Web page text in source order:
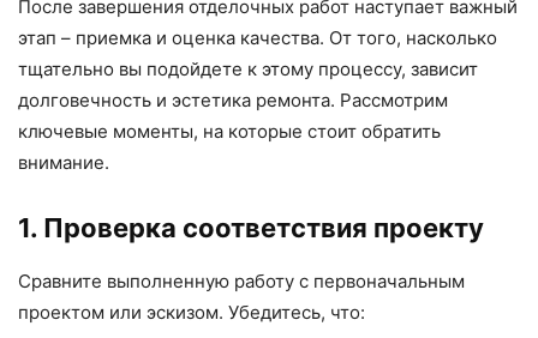
После завершения отделочных работ наступает важный
этап – приемка и оценка качества. От того, насколько
тщательно вы подойдете к этому процессу, зависит
долговечность и эстетика ремонта. Рассмотрим
ключевые моменты, на которые стоит обратить
внимание.
1. Проверка соответствия проекту
Сравните выполненную работу с первоначальным
проектом или эскизом. Убедитесь, что: